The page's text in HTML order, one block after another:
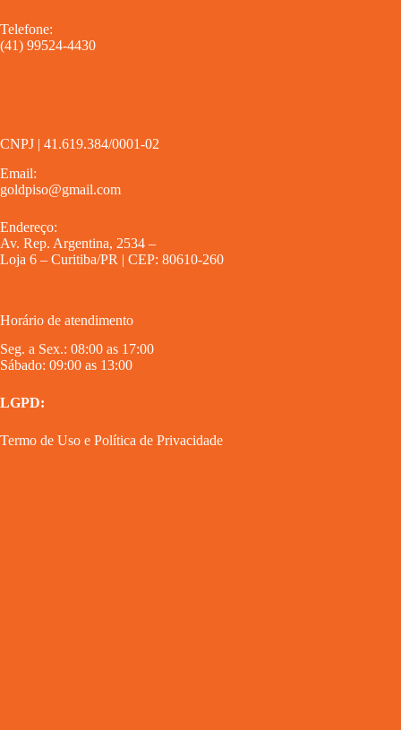
Telefone:
(41) 99524-4430
CNPJ | 41.619.384/0001-02
Email:
goldpiso@gmail.com
Endereço:
Av. Rep. Argentina, 2534 –
Loja 6 – Curitiba/PR | CEP: 80610-260
Horário de atendimento
Seg. a Sex.: 08:00 as 17:00
Sábado: 09:00 as 13:00
LGPD:
Termo de Uso e Política de Privacidade